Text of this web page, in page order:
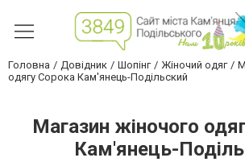
Головна Довідник Шопінг Жіночий одяг
одягу Сорока Кам'янець-Подільский
Магазин жіночого
Кам'янець-